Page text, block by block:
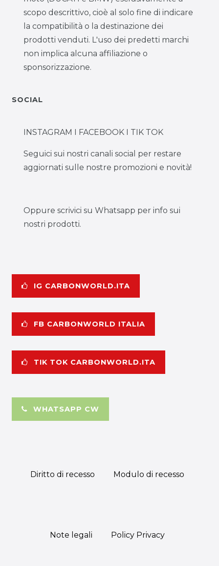
scopo descrittivo, cioè al solo fine di indicare
la compatibilità o la destinazione dei
prodotti venduti. L'uso dei predetti marchi
non implica alcuna affiliazione o
sponsorizzazione.
SOCIAL
INSTAGRAM I FACEBOOK I TIK TOK
Seguici sui nostri canali social per restare
aggiornati sulle nostre promozioni e novità!
Oppure scrivici su Whatsapp per info sui
nostri prodotti.
IG CARBONWORLD.ITA
FB CARBONWORLD ITALIA
TIK TOK CARBONWORLD.ITA
WHATSAPP CW
Diritto di recesso Modulo di recesso
Note legali Policy Privacy